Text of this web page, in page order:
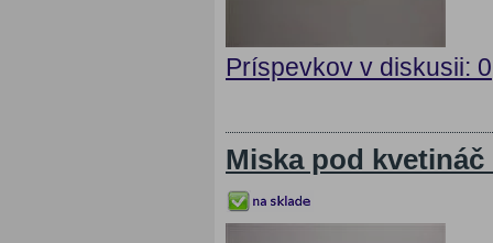
Príspevkov v diskusii: 0
Miska pod kvetináč